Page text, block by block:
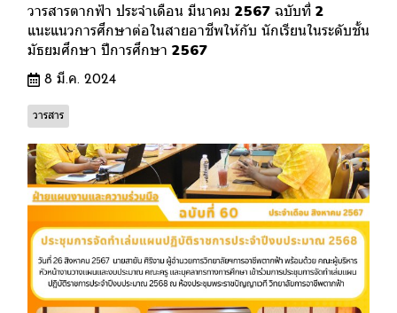
วารสารตากฟ้า ประจำเดือน มีนาคม 2567 ฉบับที่ 2
แนะแนวการศึกษาต่อในสายอาชีพให้กับ นักเรียนในระดับชั้น
มัธยมศึกษา ปีการศึกษา 2567
8 มี.ค. 2024
วารสาร